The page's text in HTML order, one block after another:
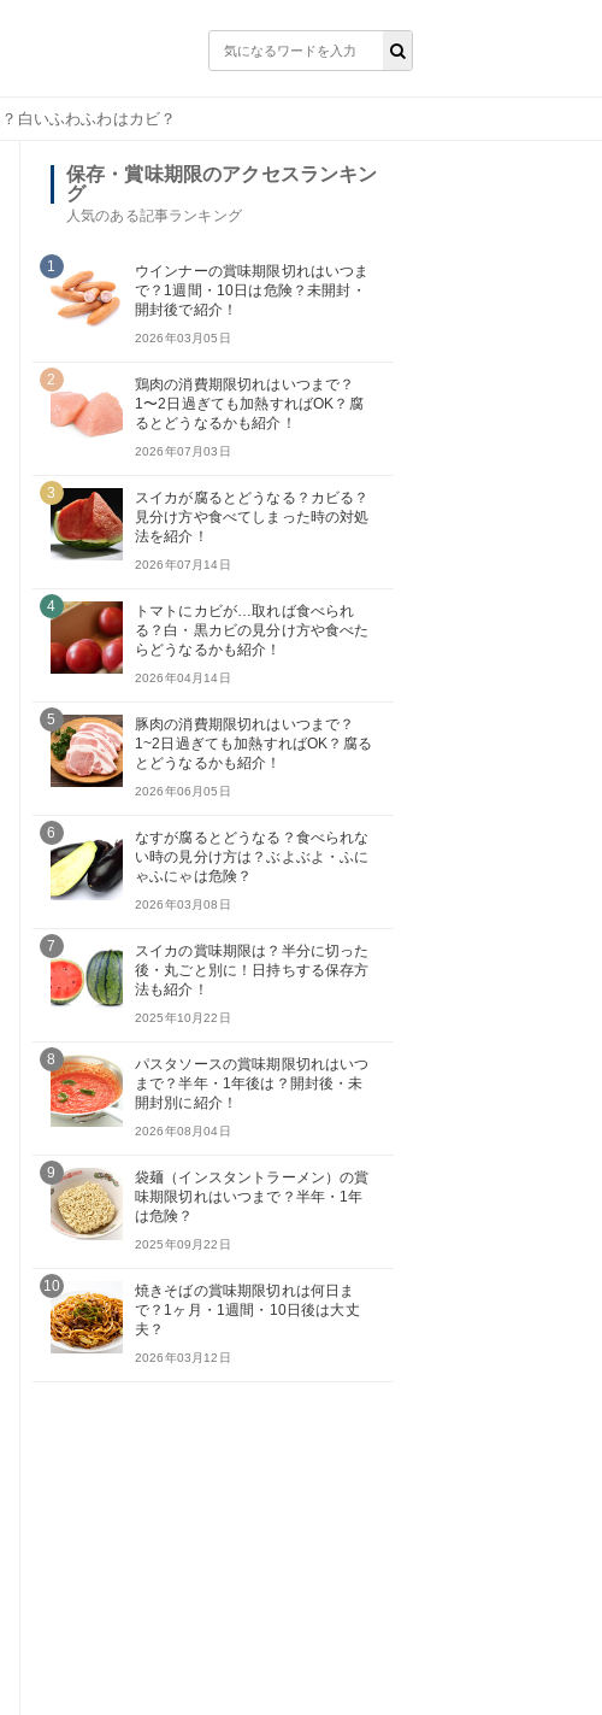
白いふわふわはカビ？
保存・賞味期限のアクセスランキン
グ
人気のある記事ランキング
1
ウインナーの賞味期限切れはいつま
で？1週間・10日は危険？未開封・
開封後で紹介！
2026年03月05日
2
鶏肉の消費期限切れはいつまで？
1〜2日過ぎても加熱すればOK？腐
るとどうなるかも紹介！
2026年07月03日
3
スイカが腐るとどうなる？カビる？
見分け方や食べてしまった時の対処
法を紹介！
2026年07月14日
4
トマトにカビが…取れば食べられ
る？白・黒カビの見分け方や食べた
らどうなるかも紹介！
2026年04月14日
5
豚肉の消費期限切れはいつまで？
1~2日過ぎても加熱すればOK？腐る
とどうなるかも紹介！
2026年06月05日
6
なすが腐るとどうなる？食べられな
い時の見分け方は？ぶよぶよ・ふに
ゃふにゃは危険？
2026年03月08日
7
スイカの賞味期限は？半分に切った
後・丸ごと別に！日持ちする保存方
法も紹介！
2025年10月22日
8
パスタソースの賞味期限切れはいつ
まで？半年・1年後は？開封後・未
開封別に紹介！
2026年08月04日
9
袋麺（インスタントラーメン）の賞
味期限切れはいつまで？半年・1年
は危険？
2025年09月22日
10
焼きそばの賞味期限切れは何日ま
で？1ヶ月・1週間・10日後は大丈
夫？
2026年03月12日